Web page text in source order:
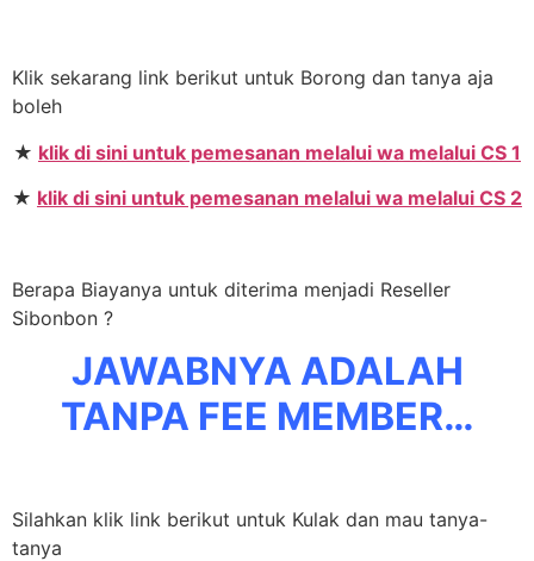
Klik sekarang link berikut untuk Borong dan tanya aja
boleh
★ klik di sini untuk pemesanan melalui wa melalui CS 1
★ klik di sini untuk pemesanan melalui wa melalui CS 2
Berapa Biayanya untuk diterima menjadi Reseller
Sibonbon ?
JAWABNYA ADALAH
TANPA FEE MEMBER…
Silahkan klik link berikut untuk Kulak dan mau tanya-
tanya